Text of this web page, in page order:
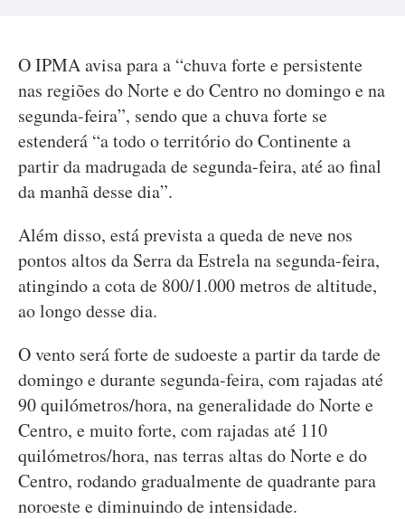
O IPMA avisa para a “chuva forte e persistente
nas regiões do Norte e do Centro no domingo e na
segunda-feira”, sendo que a chuva forte se
estenderá “a todo o território do Continente a
partir da madrugada de segunda-feira, até ao final
da manhã desse dia”.
Além disso, está prevista a queda de neve nos
pontos altos da Serra da Estrela na segunda-feira,
atingindo a cota de 800/1.000 metros de altitude,
ao longo desse dia.
O vento será forte de sudoeste a partir da tarde de
domingo e durante segunda-feira, com rajadas até
90 quilómetros/hora, na generalidade do Norte e
Centro, e muito forte, com rajadas até 110
quilómetros/hora, nas terras altas do Norte e do
Centro, rodando gradualmente de quadrante para
noroeste e diminuindo de intensidade.